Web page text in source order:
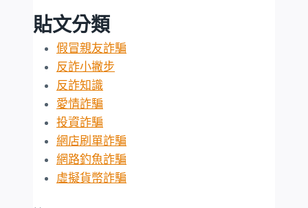
貼文分類
假冒親友詐騙
反詐小撇步
反詐知識
愛情詐騙
投資詐騙
網店刷單詐騙
網路釣魚詐騙
虛擬貨幣詐騙